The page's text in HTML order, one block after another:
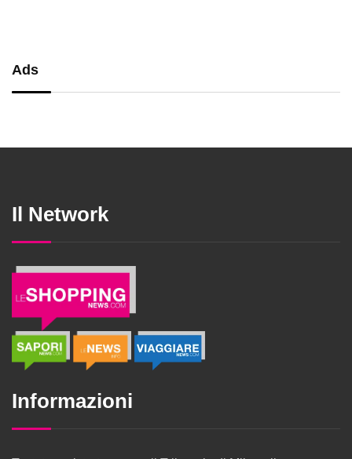
Ads
Il Network
Informazioni